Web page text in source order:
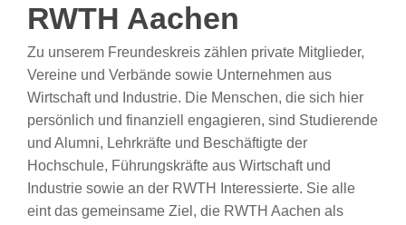
RWTH Aachen
Zu unserem Freundeskreis zählen private Mitglieder,
Vereine und Verbände sowie Unternehmen aus
Wirtschaft und Industrie. Die Menschen, die sich hier
persönlich und finanziell engagieren, sind Studierende
und Alumni, Lehrkräfte und Beschäftigte der
Hochschule, Führungskräfte aus Wirtschaft und
Industrie sowie an der RWTH Interessierte. Sie alle
eint das gemeinsame Ziel, die RWTH Aachen als